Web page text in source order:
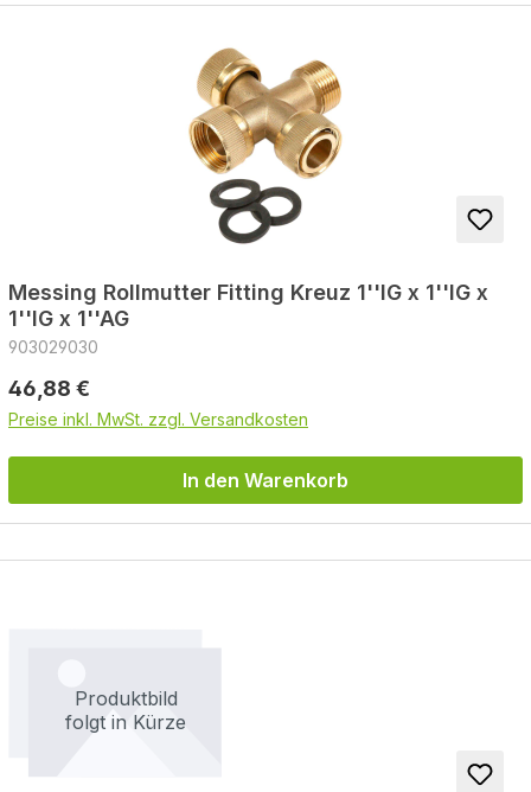
Messing Rollmutter Fitting Kreuz 1''IG x 1''IG x
1''IG x 1''AG
903029030
Regulärer Preis:
46,88 €
Preise inkl. MwSt. zzgl. Versandkosten
In den Warenkorb